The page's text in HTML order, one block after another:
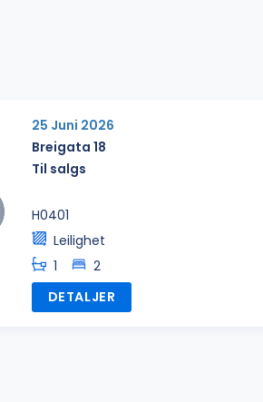
25 Juni 2026
Breigata 18
Til salgs
H0401
Leilighet
1
2
DETALJER